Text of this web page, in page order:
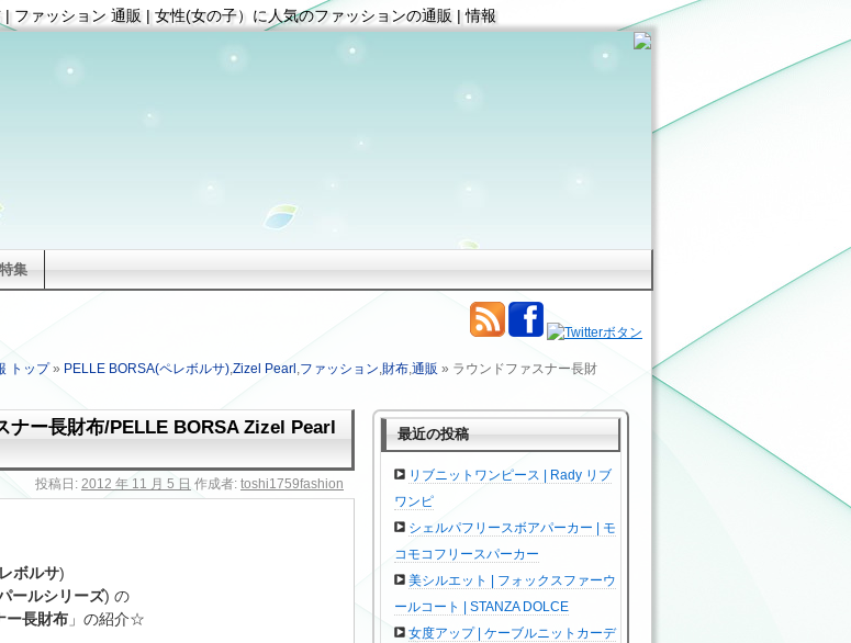
ファッション 通販 | 女性(女の子）に人気のファッションの通販 | 情報
トップ» PELLE BORSA(ペレボルサ),Zizel Pearl ,ファッション,財布,通販 » ラウンドファスナー長財
ナー長財布/PELLE BORSA Zizel Pearl
投稿日: 2012 年 11 月 5 日 作成者: toshi1759fashion
ボルサ)
ールシリーズ) の
ー長財布 」の紹介☆
最近の投稿
リブニットワンピース | Rady リブ
ワンピ
シェルパフリースボアパーカー | モ
コモコフリースパーカー
美シルエット | フォックスファーウ
ールコート | STANZA DOLCE
女度アップ | ケーブルニットカーデ
集